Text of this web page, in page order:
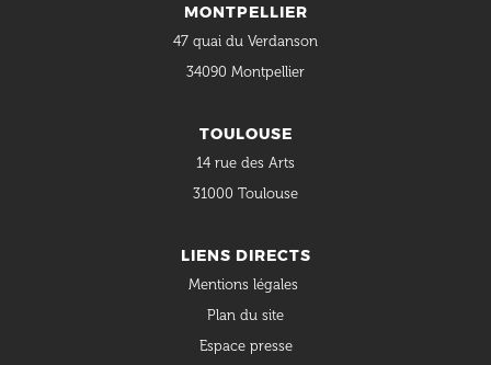
MONTPELLIER
47 quai du Verdanson
34090 Montpellier
TOULOUSE
14 rue des Arts
31000 Toulouse
LIENS DIRECTS
Mentions légales
Plan du site
Espace presse